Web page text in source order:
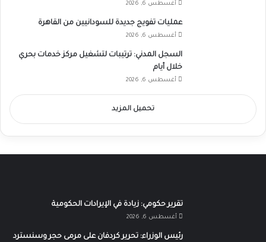
أغسطس 6, 2026
عمليات تفويج جديدة للسودانيين من القاهرة
أغسطس 6, 2026
السجل المدني: ترتيبات لتشغيل مركز خدمات بحري
خلال أيام
أغسطس 6, 2026
تحميل المزيد
تقرير حكومي: زيادة في الإيرادات الحكومية
أغسطس 6, 2026
رئيس الوزراء: تحرير كردفان على مرمى حجر وسنسترد